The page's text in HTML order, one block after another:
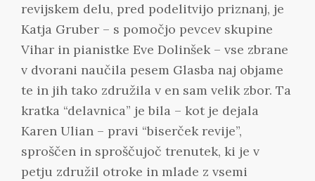
revijskem delu, pred podelitvijo priznanj, je
Katja Gruber – s pomočjo pevcev skupine
Vihar in pianistke Eve Dolinšek – vse zbrane
v dvorani naučila pesem Glasba naj objame
te in jih tako združila v en sam velik zbor. Ta
kratka “delavnica” je bila – kot je dejala
Karen Ulian – pravi “biserček revije”,
sproščen in sproščujoč trenutek, ki je v
petju združil otroke in mlade z vsemi